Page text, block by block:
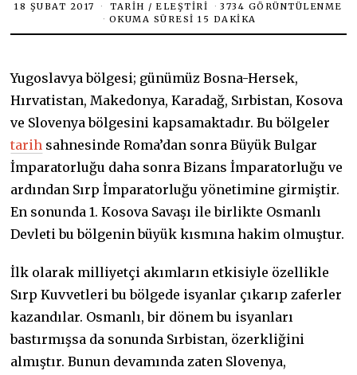
18 ŞUBAT 2017 TARIH / ELEŞTIRI
3734 GÖRÜNTÜLENME
OKUMA SÜRESI 15 DAKIKA
Yugoslavya bölgesi; günümüz Bosna-Hersek,
Hırvatistan, Makedonya, Karadağ, Sırbistan, Kosova
ve Slovenya bölgesini kapsamaktadır. Bu bölgeler
tarih sahnesinde Roma’dan sonra Büyük Bulgar
İmparatorluğu daha sonra Bizans İmparatorluğu ve
ardından Sırp İmparatorluğu yönetimine girmiştir.
En sonunda 1. Kosova Savaşı ile birlikte Osmanlı
Devleti bu bölgenin büyük kısmına hakim olmuştur.
İlk olarak milliyetçi akımların etkisiyle özellikle
Sırp Kuvvetleri bu bölgede isyanlar çıkarıp zaferler
kazandılar. Osmanlı, bir dönem bu isyanları
bastırmışsa da sonunda Sırbistan, özerkliğini
almıştır. Bunun devamında zaten Slovenya,